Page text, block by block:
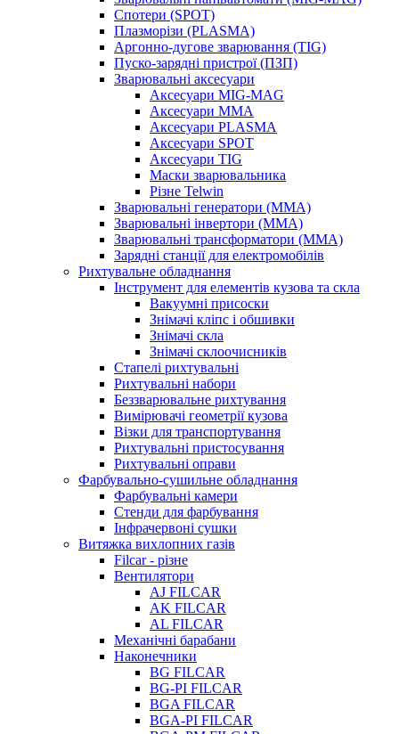
Спотери (SPOT)
Плазморізи (PLASMA)
Аргонно-дугове зварювання (TIG)
Пуско-зарядні пристрої (ПЗП)
Зварювальні аксесуари
Аксесуари MIG-MAG
Аксесуари MMA
Аксесуари PLASMA
Аксесуари SPOT
Аксесуари TIG
Маски зварювальника
Різне Telwin
Зварювальні генератори (MMA)
Зварювальні інвертори (MMA)
Зварювальні трансформатори (MMA)
Зарядні станції для електромобілів
Рихтувальне обладнання
Інструмент для елементів кузова та скла
Вакуумні присоски
Знімачі кліпс і обшивки
Знімачі скла
Знімачі склоочисників
Стапелі рихтувальні
Рихтувальні набори
Беззварювальне рихтування
Вимірювачі геометрії кузова
Візки для транспортування
Рихтувальні пристосування
Рихтувальні оправи
Фарбувально-сушильне обладнання
Фарбувальні камери
Стенди для фарбування
Інфрачервоні сушки
Витяжка вихлопних газів
Filcar - різне
Вентилятори
AJ FILCAR
AK FILCAR
AL FILCAR
Механічні барабани
Наконечники
BG FILCAR
BG-PI FILCAR
BGA FILCAR
BGA-PI FILCAR